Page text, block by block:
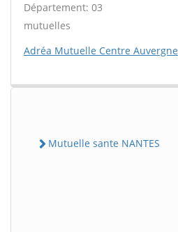
Département: 03
mutuelles
Adréa Mutuelle Centre Auvergne
Mutuelle sante NANTES